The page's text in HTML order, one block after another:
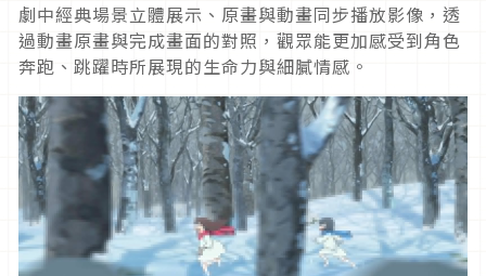
劇中經典場景立體展示、原畫與動畫同步播放影像，透
過動畫原畫與完成畫面的對照，觀眾能更加感受到角色
奔跑、跳躍時所展現的生命力與細膩情感。